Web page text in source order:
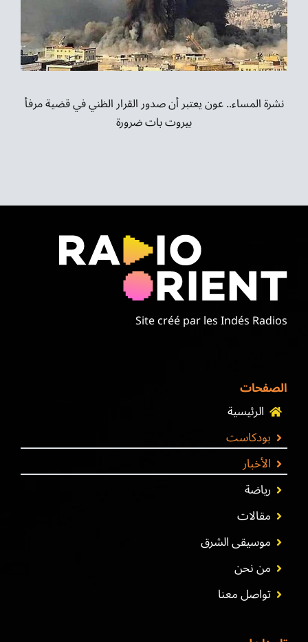
نشرة المساء.. عون يعتبر أن صدور القرار الظني في قضية مرفأ
بيروت بات ضرورة
Site créé par les Indés Radios
الصفحات
الرئيسية
بودكاست
الأخبار
رياضة
مقالات
موسيقى الشرق
من نحن
تواصل معنا